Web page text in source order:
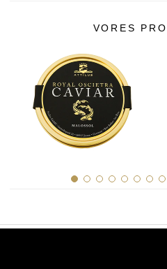
VORES